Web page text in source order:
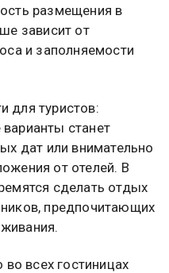
размещения в
зависит от
и заполняемости
для туристов:
станет
дат или внимательно
от отелей. В
сделать отдых
предпочитающих
всех гостиницах